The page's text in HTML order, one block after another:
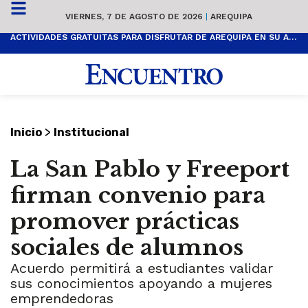
VIERNES, 7 DE AGOSTO DE 2026 | AREQUIPA
ACTIVIDADES GRATUITAS PARA DISFRUTAR DE AREQUIPA EN SU ANIVERSARIO
Inicio > Institucional
La San Pablo y Freeport
firman convenio para
promover prácticas
sociales de alumnos
Acuerdo permitirá a estudiantes validar
sus conocimientos apoyando a mujeres
emprendedoras